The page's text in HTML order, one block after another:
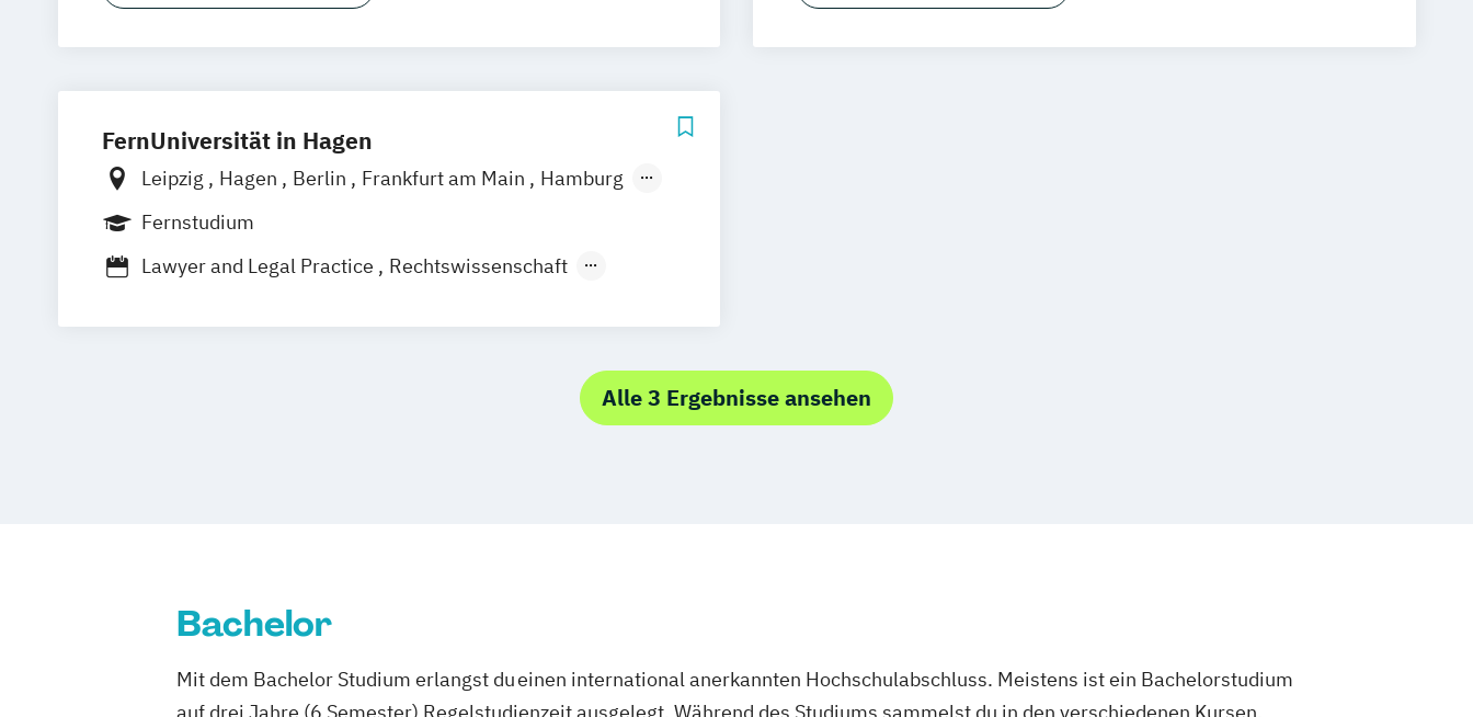
FernUniversität in Hagen
Leipzig Hagen Berlin Frankfurt am Main
Hamburg
Coesfeld
Fernstudium
Lawyer and Legal Practice
Rechtswissenschaft
Alle 3 Ergebnisse ansehen
Bachelor
Mit dem Bachelor Studium erlangst du einen international anerkannten Hochschulabschluss. Meistens ist ein Bachelorstudium
auf drei Jahre (6 Semester) Regelstudienzeit ausgelegt. Während des Studiums sammelst du in den verschiedenen Kursen,